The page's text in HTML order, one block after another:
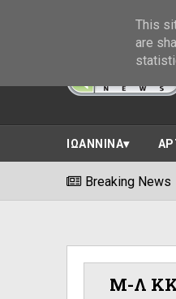
ΙΩΑΝΝΙΝΑ
Breaking News
των πυρόπληκτων
Μ-Λ
This
are